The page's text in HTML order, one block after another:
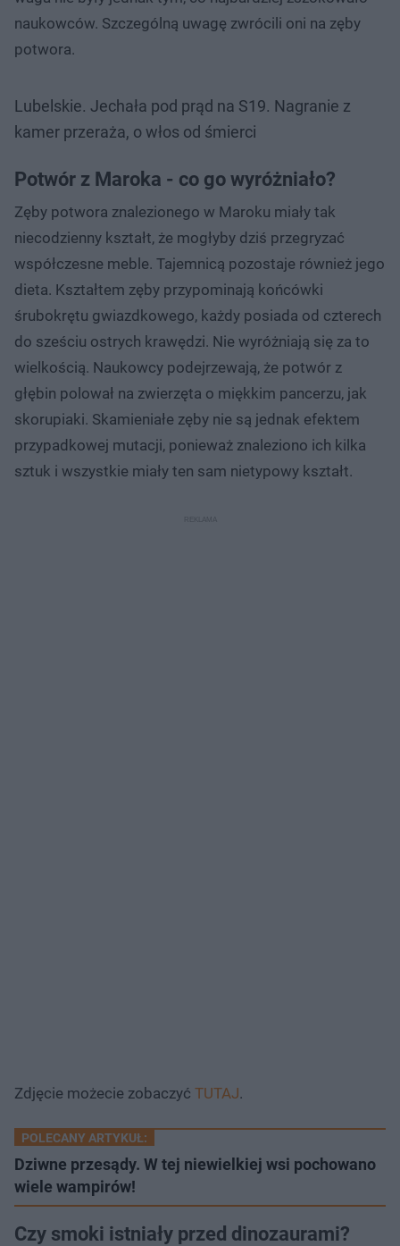
naukowców. Szczególną uwagę zwrócili oni na zęby
potwora.
Lubelskie. Jechała pod prąd na S19. Nagranie z
kamer przeraża, o włos od śmierci
Potwór z Maroka - co go wyróżniało?
Zęby potwora znalezionego w Maroku miały tak
niecodzienny kształt, że mogłyby dziś przegryzać
współczesne meble. Tajemnicą pozostaje również jego
dieta. Kształtem zęby przypominają końcówki
śrubokrętu gwiazdkowego, każdy posiada od czterech
do sześciu ostrych krawędzi. Nie wyróżniają się za to
wielkością. Naukowcy podejrzewają, że potwór z
głębin polował na zwierzęta o miękkim pancerzu, jak
skorupiaki. Skamieniałe zęby nie są jednak efektem
przypadkowej mutacji, ponieważ znaleziono ich kilka
sztuk i wszystkie miały ten sam nietypowy kształt.
Zdjęcie możecie zobaczyć TUTAJ.
POLECANY ARTYKUŁ:
Dziwne przesądy. W tej niewielkiej wsi pochowano
wiele wampirów!
Czy smoki istniały przed dinozaurami?